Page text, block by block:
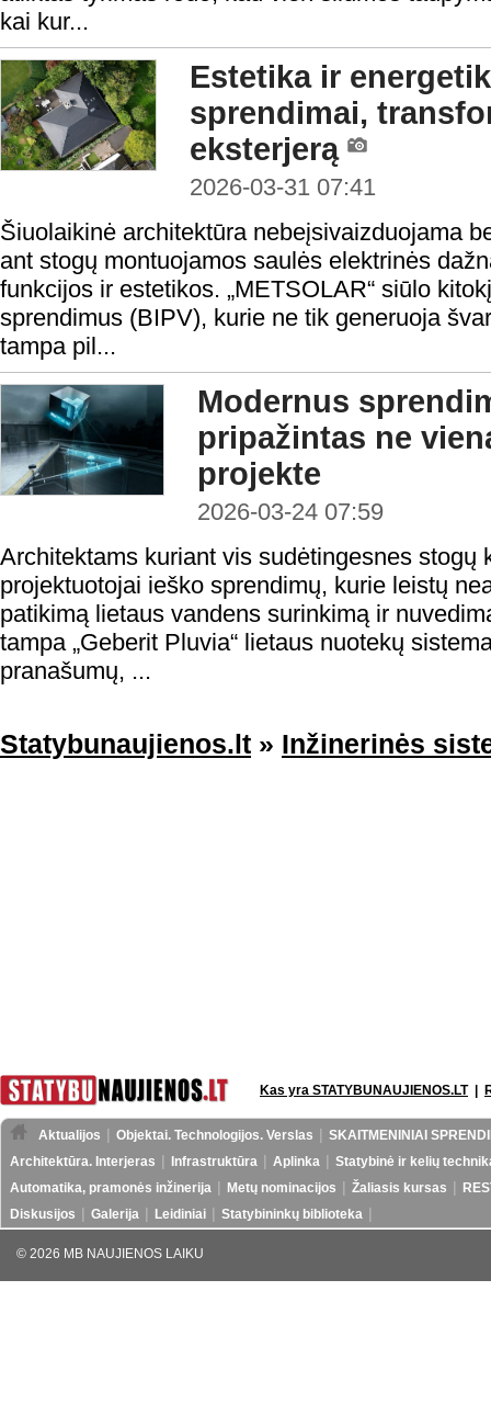
kai kur...
Estetika ir
sprendimai,
eksterjerą
2026-03-31 07:41
Šiuolaikinė architektūra nebeįsivaizduojama
ant stogų montuojamos saulės elektrinės
funkcijos ir estetikos. „METSOLAR“ siūlo
sprendimus (BIPV), kurie ne tik generuoja
tampa pil...
Modernus
pripažintas ne
projekte
2026-03-24 07:59
Architektams kuriant vis sudėtingesnes stogų
projektuotojai ieško sprendimų, kurie leistų
patikimą lietaus vandens surinkimą ir
tampa „Geberit Pluvia“ lietaus nuotekų
pranašumų, ...
Statybunaujienos.lt » Inžinerinės
Kas yra STATYBUNAUJIENOS.LT|
Aktualijos Objektai. Technologijos. Verslas
SKAITMENINIAI
Architektūra. Interjeras
Infrastruktūra Aplinka
Statybinė ir kelių
Automatika, pramonės inžinerija
Metų nominacijos Žaliasis kursas
Diskusijos
Galerija Leidiniai Statybininkų biblioteka
© 2026 MB NAUJIENOS LAIKU